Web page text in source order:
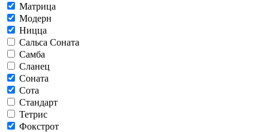
Матрица
Модерн
Ницца
Сальса Соната
Самба
Сланец
Соната
Сота
Стандарт
Тетрис
Фокстрот